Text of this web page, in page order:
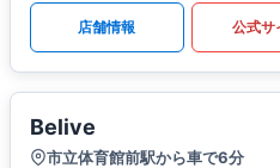
店舗情報 公式サ
Belive
市立体育館前駅から車で6分